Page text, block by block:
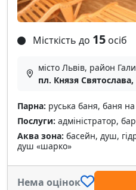
Місткість до 15 осіб
місто Львів, район
пл. Князя Святослава,
Парна: руська баня, баня
Послуги: адміністратор,
Аква зона: басейн, душ,
душ «шарко»
Нема оцінок